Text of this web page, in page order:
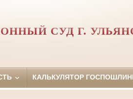
СУД Г.
КАЛЬКУЛЯТОР